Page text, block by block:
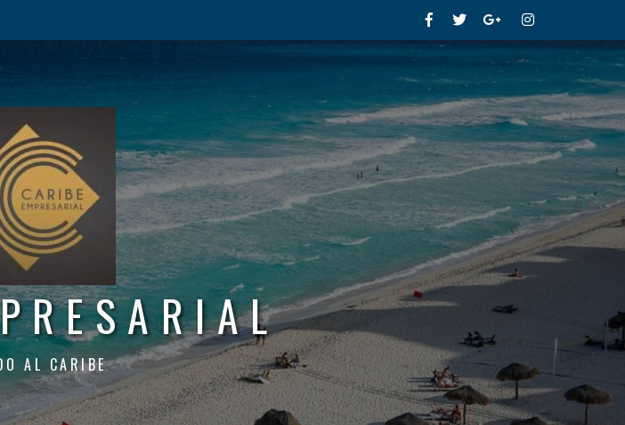
FacebookTwitterGoogle+Instagram
AL CARIBE